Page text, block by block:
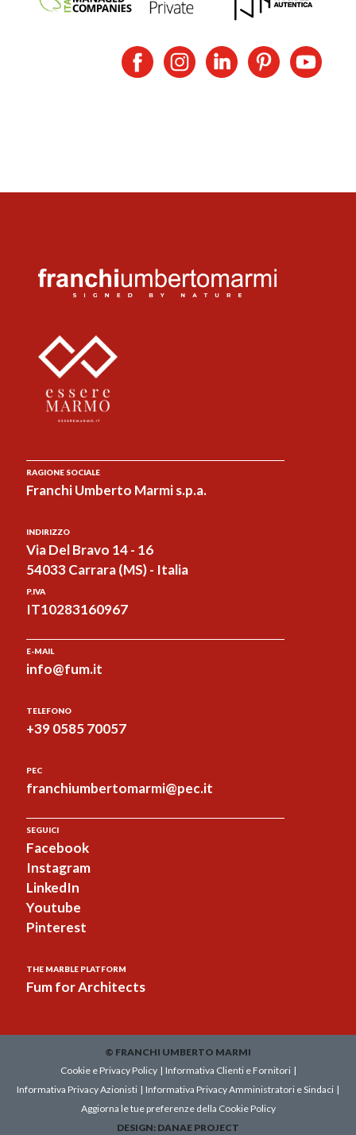
RAGIONE SOCIALE
Franchi Umberto Marmi s.p.a.
INDIRIZZO
Via Del Bravo 14 - 16
54033 Carrara (MS) - Italia
P.IVA
IT10283160967
E-MAIL
info@fum.it
TELEFONO
+39 0585 70057
PEC
franchiumbertomarmi@pec.it
SEGUICI
Facebook
Instagram
LinkedIn
Youtube
Pinterest
THE MARBLE PLATFORM
Fum for Architects
© FRANCHI UMBERTO MARMI
Cookie e Privacy Policy | Informativa Clienti e Fornitori |
Informativa Privacy Azionisti | Informativa Privacy Amministratori e Sindaci |
Aggiorna le tue preferenze della Cookie Policy
DESIGN: DANAE PROJECT